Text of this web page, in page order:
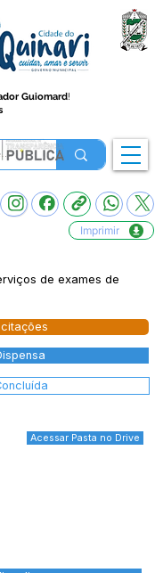
Guiomard!
Imprimir
de exames de
Acessar Pasta no Drive